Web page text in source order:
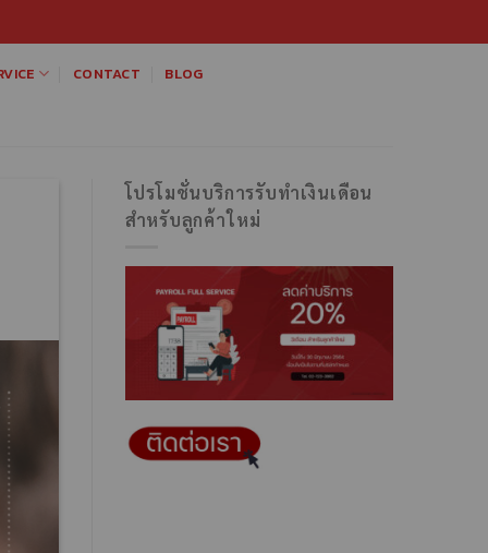
CONTACT BLOG
โปรโมชั่นบริการรับทำเงินเดือน
สำหรับลูกค้าใหม่